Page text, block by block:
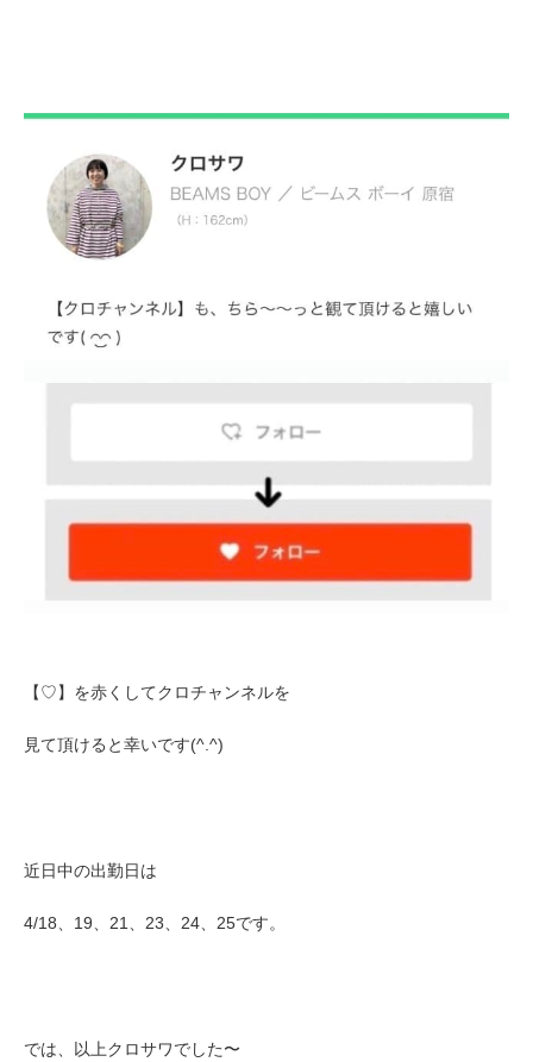
【♡】を赤くしてクロチャンネルを
見て頂けると幸いです(^.^)
近日中の出勤日は
4/18、19、21、23、24、25です。
では、以上クロサワでした〜